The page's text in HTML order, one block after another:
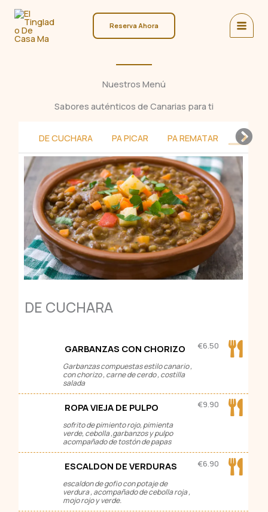
contenido
Reserva Ahora
Nuestros Menú
Sabores auténticos de Canarias para ti
DE CUCHARA PA PICAR PA REMATAR PA
DE CUCHARA
GARBANZAS CON CHORIZO
Garbanzas compuestas estilo canario ,
con chorizo , carne de cerdo , costilla
salada
€6.50
ROPA VIEJA DE PULPO
sofrito de pimiento rojo, pimienta
verde, cebolla ,garbanzos y pulpo
acompañado de tostón de papas
€9.90
ESCALDON DE VERDURAS
escaldon de gofio con potaje de
verdura , acompañado de cebolla roja ,
mojo rojo y verde.
€6.90